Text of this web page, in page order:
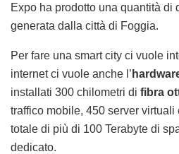
Expo ha prodotto una quantità di
generata dalla città di Foggia.
Per fare una smart city ci vuole
internet ci vuole anche l’
installati 300 chilometri di fibra
traffico mobile, 450 server virtuali
totale di più di 100 Terabyte di
dedicato.